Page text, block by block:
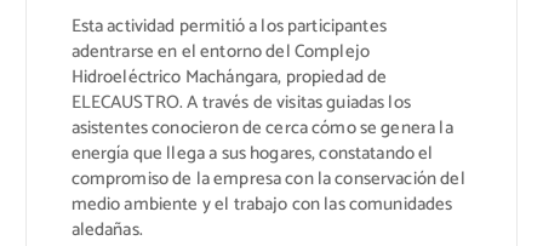
Esta actividad permitió a los participantes
adentrarse en el entorno del Complejo
Hidroeléctrico Machángara, propiedad de
ELECAUSTRO. A través de visitas guiadas los
asistentes conocieron de cerca cómo se genera la
energía que llega a sus hogares, constatando el
compromiso de la empresa con la conservación del
medio ambiente y el trabajo con las comunidades
aledañas.